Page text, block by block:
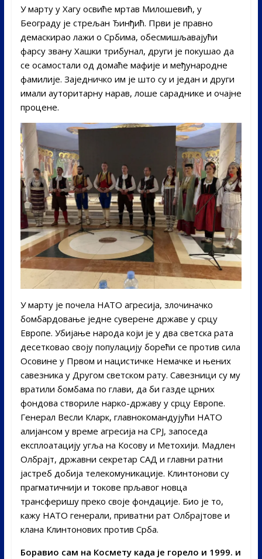
У марту у Хагу освиће мртав Милошевић, у
Београду је стрељан Ђинђић. Први је правно
демаскирао лажи о Србима, обесмишљавајући
фарсу звану Хашки трибунал, други је покушао да
се осамостали од домаће мафије и међународне
фамилије. Заједничко им је што су и један и други
имали ауторитарну нарав, лоше сараднике и очајне
процене.
У марту је почела НАТО агресија, злочиначко
бомбардовање једне суверене државе у срцу
Европе. Убијање народа који је у два светска рата
десетковао своју популацију борећи се против сила
Осовине у Првом и нацистичке Немачке и њених
савезника у Другом светском рату. Савезници су му
вратили бомбама по глави, да би газде црних
фондова створиле нарко-државу у срцу Европе.
Генерал Весли Кларк, главнокомандујући НАТО
алијансом у време агресија на СРЈ, запоседа
експлоатацију угља на Косову и Метохији. Мадлен
Олбрајт, државни секретар САД и главни ратни
јастреб добија телекомуникације. Клинтонови су
прагматичнији и токове прљавог новца
трансферишу преко своје фондације. Био је то,
кажу НАТО генерали, приватни рат Олбрајтове и
клана Клинтонових против Срба.
Боравио сам на Космету када је горело и 1999. и